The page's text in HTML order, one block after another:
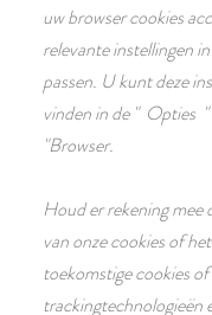
uw browser cookies
relevante instellingen
passen. U kunt deze
vinden in de "Opties "
"Browser.
Houd er rekening mee
van onze cookies of
toekomstige cookies of
trackingtechnologieën